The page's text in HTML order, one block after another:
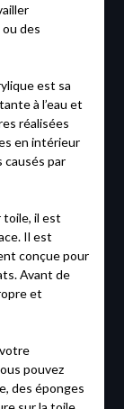
des
est sa
à l’eau et
réalisées
en intérieur
causés par
toile, il est
Il est
conçue pour
Avant de
et
pouvez
des éponges